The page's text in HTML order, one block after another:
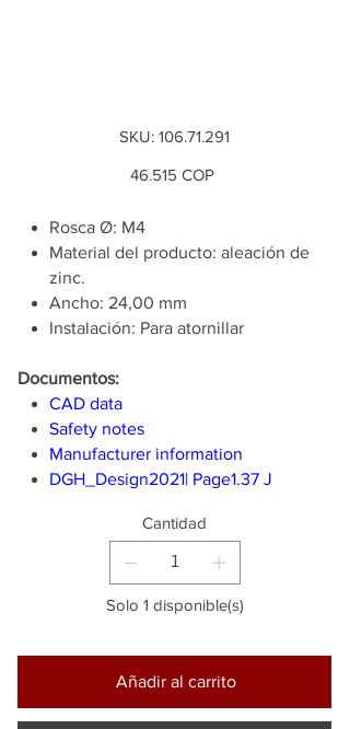
SKU: SKU
106.71.291
106.71.291
Precio
46.515 COP
Rosca Ø: M4
Material del producto: aleación de
zinc.
Ancho: 24,00 mm
Instalación: Para atornillar
Documentos:
CAD data
Safety notes
Manufacturer information
DGH_Design2021| Page1.37 J
Cantidad
Solo 1 disponible(s)
Añadir al carrito